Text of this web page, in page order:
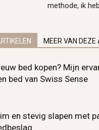
methode, ik
MEER VAN DEZE
bed kopen? Mijn
bed van Swiss Sense
en stevig slapen met